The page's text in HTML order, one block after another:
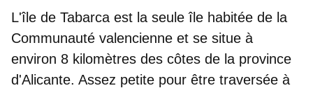
L'île de Tabarca est la seule île habitée de la
Communauté valencienne et se situe à
environ 8 kilomètres des côtes de la province
d'Alicante. Assez petite pour être traversée à